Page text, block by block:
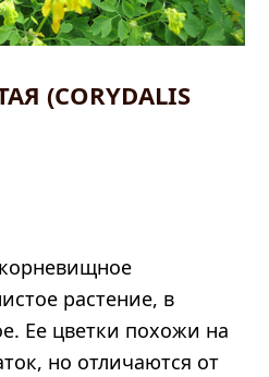
(CORYDALIS
растение, в
Ее цветки похожи на
но отличаются от